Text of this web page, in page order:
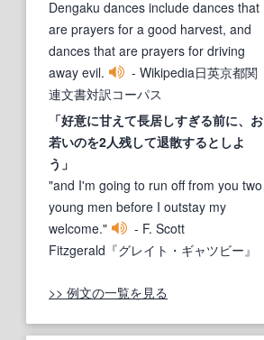
Dengaku dances include dances that
are prayers for a good harvest, and
dances that are prayers for driving
away evil.
- Wikipedia日英京都関
連文書対訳コーパス
「好意に甘えて長居しすぎる前に、お
若いのを2人残して退散するとしよ
う」
"and I'm going to run off from you two
young men before I outstay my
welcome."
- F. Scott
Fitzgerald『グレイト・ギャツビー』
>> 例文の一覧を見る